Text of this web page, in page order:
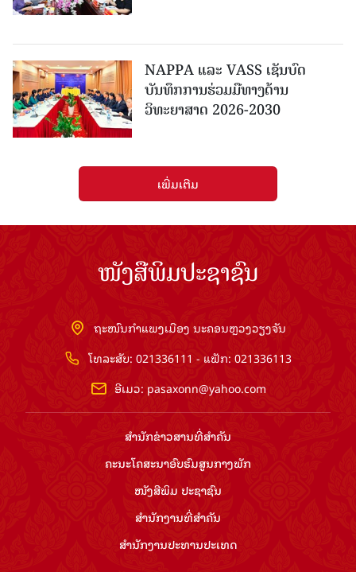
NAPPA ແລະ VASS ເຊັນບົດ
ບັນທຶກການຮ່ວມມືທາງດ້ານ
ວິທະຍາສາດ 2026-2030
ເພີ່ມເຕີມ
ໜັງສືພິມປະຊາຊົນ
ຖະໜົນກຳແພງເມືອງ ນະຄອນຫຼວງວຽງຈັນ
ໂທລະສັບ: 021336111 - ແຟັກ: 021336113
ອີເມວ: pasaxonn@yahoo.com
ສຳ​ນັກ​ຂ່າວ​ສານ​ທີ່​ສຳ​ຄັນ​
ຄະນະໂຄສະນາອົບຮົມ​ສູນ​ກາງ​ພັກ
ໜັງສືພິມ ປະ​ຊາ​ຊົນ
ສຳ​ນັກ​ງານ​ທີ່​ສຳ​ຄັນ
ສຳ​ນັກ​ງານ​ປະ​ທານ​ປະ​ເທດ